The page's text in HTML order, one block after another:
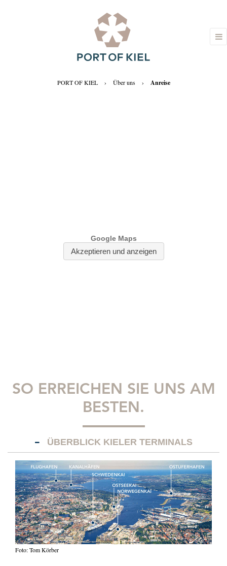
PORT OF KIEL › Über uns › Anreise
SO ERREICHEN SIE UNS AM
BESTEN.
ÜBERBLICK KIELER TERMINALS
Foto: Tom Körber